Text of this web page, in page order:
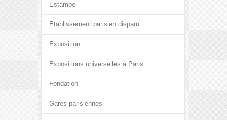
Estampe
Etablissement parisien disparu
Exposition
Expositions universelles à Paris
Fondation
Gares parisiennes